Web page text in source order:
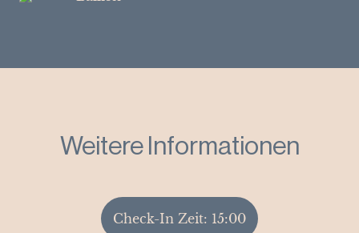
Weitere Informationen
Check-In Zeit: 15:00